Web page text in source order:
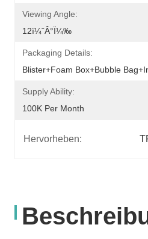
Viewing Angle:
12ï¼ˆÂ°ï¼‰
Packaging Details:
Blister+foam Box+bubble
Supply Ability:
100K Per Month
Hervorheben: